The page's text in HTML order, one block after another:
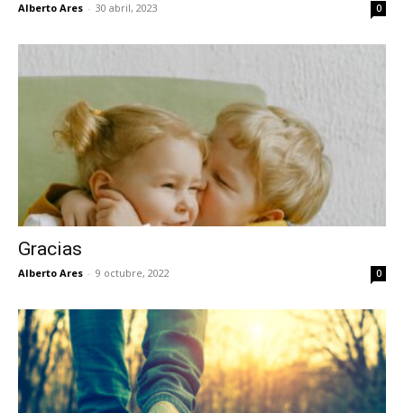
Alberto Ares - 30 abril, 2023 0
Gracias
Alberto Ares - 9 octubre, 2022 0